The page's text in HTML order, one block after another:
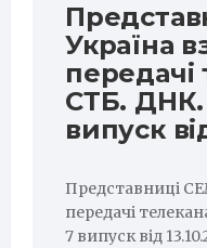
Україна
передачі
СТБ. ДНК.
випуск
Представниці
передачі
7 випуск від